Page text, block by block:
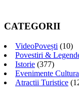
CATEGORII
VideoPovești (10)
Povestiri &
Istorie (377)
Evenimente
Atractii Turistice